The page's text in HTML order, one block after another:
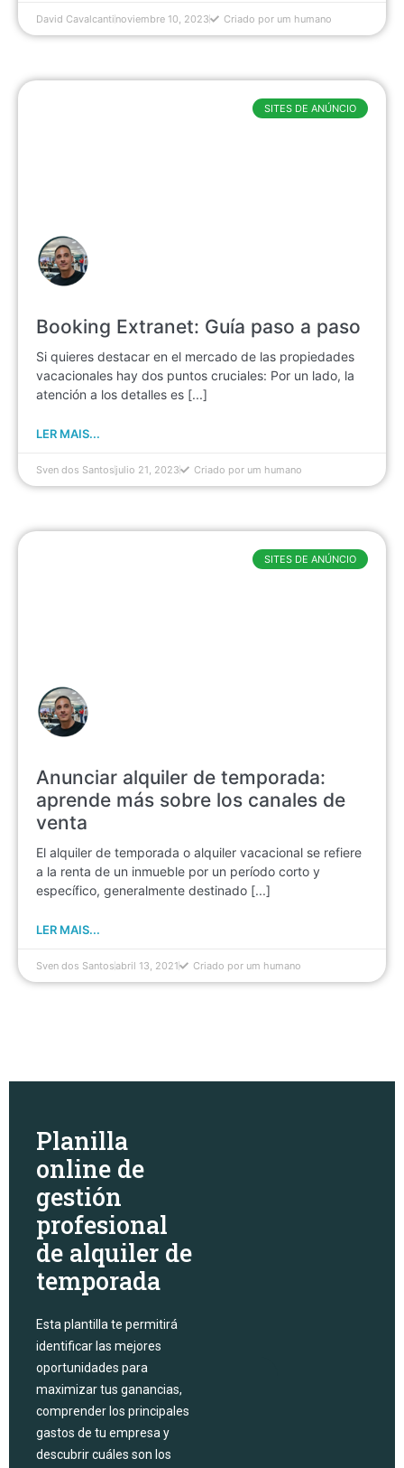
David Cavalcanti noviembre 10, 2023 Criado por um humano
Booking Extranet: Guía paso a paso
Si quieres destacar en el mercado de las propiedades
vacacionales hay dos puntos cruciales: Por un lado, la
atención a los detalles es [...]
LER MAIS...
SITES DE ANÚNCIO
Sven dos Santos julio 21, 2023 Criado por um humano
Anunciar alquiler de temporada:
aprende más sobre los canales de
venta
El alquiler de temporada o alquiler vacacional se refiere
a la renta de un inmueble por un período corto y
específico, generalmente destinado [...]
LER MAIS...
SITES DE ANÚNCIO
Sven dos Santosabril 13, 2021 Criado por um humano
Planilla
online de
gestión
profesional
de alquiler de
temporada
Esta plantilla te permitirá
identificar las mejores
oportunidades para
maximizar tus ganancias,
comprender los principales
gastos de tu empresa y
descubrir cuáles son los